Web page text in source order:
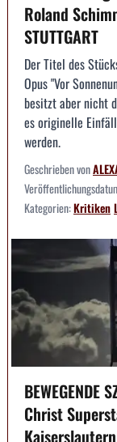
Roland
STUTTGART
Der Titel des
Opus "Vor
besitzt aber nicht
es originelle
werden.
Geschrieben von
Kategorien:Kritiken
BEWEGENDE
Christ